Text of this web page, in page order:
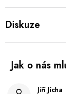
Diskuze
Jiří Jícha